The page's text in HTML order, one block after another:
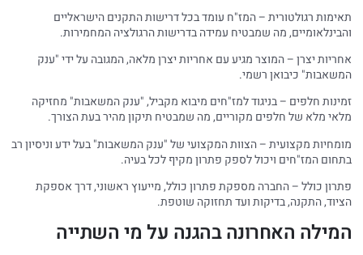
תאימות רגולטורית – המז"ח עומד בכל דרישות התקנים הישראליים
והבינלאומיים, מה שמבטיח עמידה בדרישות הרגולציה המחמירות.
אחריות יצרן – המוצר מגיע עם אחריות יצרן מלאה, המגובה על ידי "ענק
המשאבות" כיבואן רשמי.
זמינות חלפים – בניגוד למז"חים מיבוא מקביל, "ענק המשאבות" מחזיקה
מלאי מלא של חלפים מקוריים, מה שמבטיח תיקון מהיר בעת הצורך.
מומחיות מקצועית – הצוות המקצועי של "ענק המשאבות" בעל ידע וניסיון רב
בתחום המז"חים ויכול לספק פתרון מקיף לכל בעיה.
פתרון כולל – החברה מספקת פתרון כולל, מייעוץ ראשוני, דרך אספקת
הציוד, התקנה, בדיקות ועד תחזוקה שוטפת.
המילה האחרונה בהגנה על מי השתייה